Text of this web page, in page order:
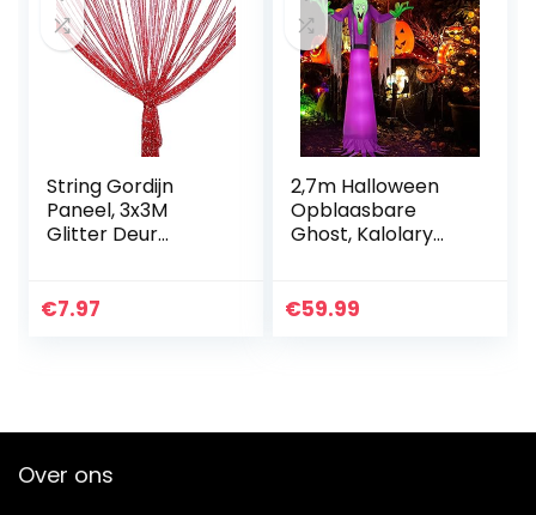
String Gordijn
Paneel, 3x3M
Glitter Deur
Vliegen Scherm
€7.97
2,7m Halloween
Opblaasbare
Ghost, Kalolary
met LED-licht voor
€59.99
Over ons